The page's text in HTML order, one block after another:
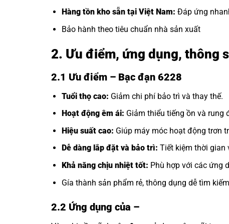
Hàng tồn kho sẵn tại Việt Nam: Đáp ứng
Bảo hành theo tiêu chuẩn nhà sản xuất
2. Ưu điểm, ứng dụng, thông
2.1 Ưu điểm – Bạc đạn 6228
Tuổi thọ cao: Giảm chi phí bảo trì và thay thế.
Hoạt động êm ái: Giảm thiểu tiếng ồn và rung
Hiệu suất cao: Giúp máy móc hoạt động trơn
Dễ dàng lắp đặt và bảo trì: Tiết kiệm thời gian
Khả năng chịu nhiệt tốt: Phù hợp với các ứng
Gía thành sản phẩm rẻ, thông dụng dễ tìm
2.2 Ứng dụng của –